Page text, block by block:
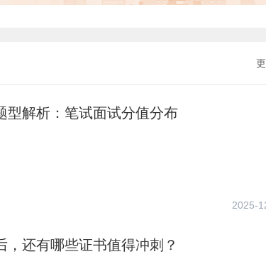
型解析：笔试面试分值分布
2025-
，还有哪些证书值得冲刺？